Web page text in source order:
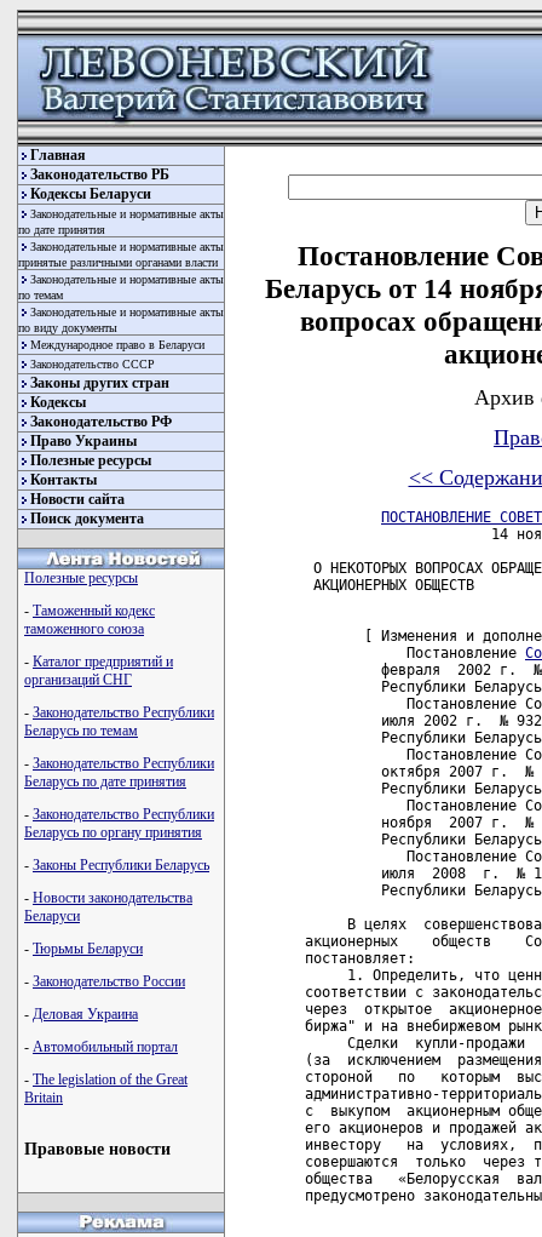
Главная
Законодательство РБ
Кодексы Беларуси
Законодательные и нормативные акты
по дате принятия
Законодательные и нормативные акты
принятые различными органами власти
Законодательные и нормативные акты
по темам
Законодательные и нормативные акты
по виду документы
Международное право в Беларуси
Законодательство СССР
Законы других стран
Кодексы
Законодательство РФ
Право Украины
Полезные ресурсы
Контакты
Новости сайта
Поиск документа
Полезные ресурсы
- Таможенный кодекс
таможенного союза
- Каталог предприятий и
организаций СНГ
- Законодательство Республики
Беларусь по темам
- Законодательство Республики
Беларусь по дате принятия
- Законодательство Республики
Беларусь по органу принятия
- Законы Республики Беларусь
- Новости законодательства
Беларуси
- Тюрьмы Беларуси
- Законодательство России
- Деловая Украина
- Автомобильный портал
- The legislation of the Great
Britain
Правовые новости
Постановление
Беларусь от 14
вопросах
Архив
<<
ПОСТАНОВЛЕНИЕ
14
О НЕКОТОРЫХ ВОПРОСАХ
АКЦИОНЕРНЫХ ОБЩЕСТВ
[ Изменения и
            Постановление
февраля  2002 г.
Республики
Постановление
июля 2002 г.  №
Республики
Постановление
октября 2007 г.  №
Республики
Постановление
ноября  2007 г.  №
Республики
Постановление
июля  2008  г.  №
Республики
В целях
акционерных    обществ
постановляет:
1. Определить, что
соответствии с
через  открытое
биржа" и на внебиржевом
Сделки  купли-продажи
(за  исключением
стороной   по   которым
административно-
с  выкупом  акционерным
его акционеров и продажей
инвестору   на  условиях,
совершаются  только  через
общества   «Белорусская
предусмотрено